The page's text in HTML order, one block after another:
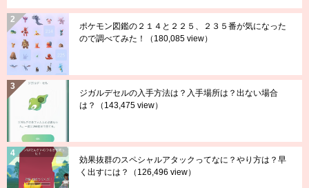
ポケモン図鑑の２１４と２２５、２３５番が気になった
ので調べてみた！
（180,085 view）
ジガルデセルの入手方法は？入手場所は？出ない場合
は？
（143,475 view）
効果抜群のスペシャルアタックってなに？やり方は？早
く出すには？
（126,496 view）